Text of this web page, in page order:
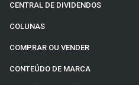
CENTRAL DE DIVIDENDOS
COLUNAS
COMPRAR OU VENDER
CONTEÚDO DE MARCA